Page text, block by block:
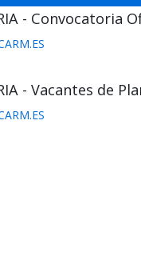
- Convocatoria
- Vacantes de